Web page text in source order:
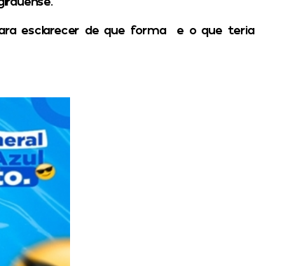
esclarecer de que forma e o que teria